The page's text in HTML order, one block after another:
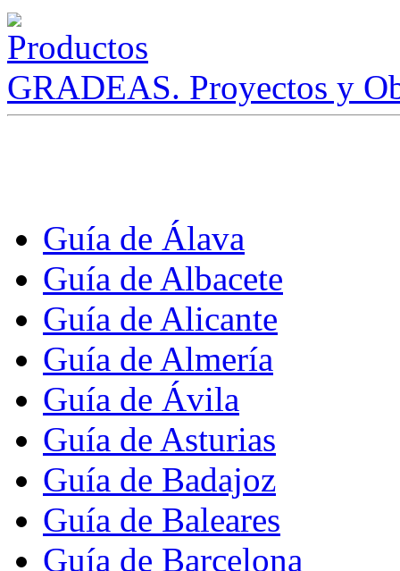
GRADEAS. Proyectos y
Guía de Álava
Guía de Albacete
Guía de Alicante
Guía de Almería
Guía de Ávila
Guía de Asturias
Guía de Badajoz
Guía de Baleares
Guía de Barcelona